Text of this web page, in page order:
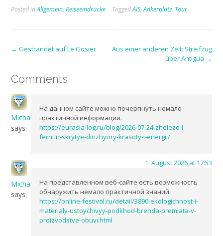
Posted inAllgemein, Reiseeindrücke TaggedAIS,Ankerplatz, Tour
Post
← Gestrandet auf Le Gosier
Aus einer anderen Zeit: Streifzug
über Antigua →
Comments
MichaelClews
says:
На данном сайте можно почерпнуть немало
практичной информации.
https://eurasia-log.ru/blog/2026-07-24-zhelezo-i-
ferritin-skrytye-dirizhyory-krasoty-i-energii/
1. August 2026 at 17:53
MichaelClews
says:
На представленном веб-сайте есть возможность
обнаружить немало практичной знаний.
https://online-festival.ru/detail/3890-ekologichnost-i-
materialy-ustoychivyy-podkhod-brenda-premiata-v-
proizvodstve-obuvi.html